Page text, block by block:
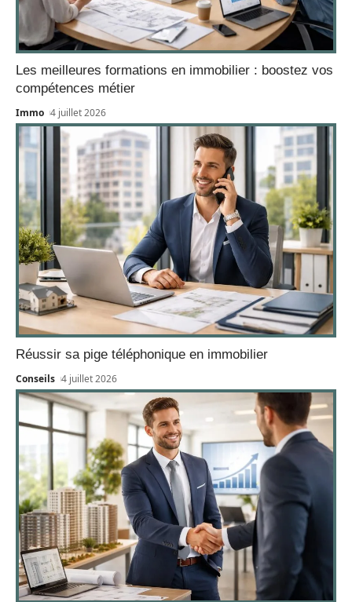
Les meilleures formations en immobilier : boostez vos
compétences métier
Immo 4 juillet 2026
Réussir sa pige téléphonique en immobilier
Conseils 4 juillet 2026